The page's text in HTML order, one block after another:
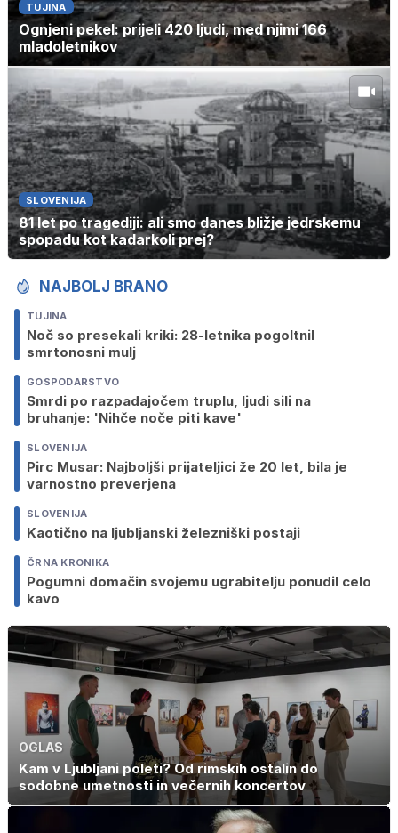
TUJINA
Ognjeni pekel: prijeli 420 ljudi, med njimi 166
mladoletnikov
SLOVENIJA
81 let po tragediji: ali smo danes bližje jedrskemu
spopadu kot kadarkoli prej?
NAJBOLJ BRANO
TUJINA
Noč so presekali kriki: 28-letnika pogoltnil
smrtonosni mulj
GOSPODARSTVO
Smrdi po razpadajočem truplu, ljudi sili na
bruhanje: 'Nihče noče piti kave'
SLOVENIJA
Pirc Musar: Najboljši prijateljici že 20 let, bila je
varnostno preverjena
SLOVENIJA
Kaotično na ljubljanski železniški postaji
ČRNA KRONIKA
Pogumni domačin svojemu ugrabitelju ponudil celo
kavo
OGLAS
Kam v Ljubljani poleti? Od rimskih ostalin do
sodobne umetnosti in večernih koncertov